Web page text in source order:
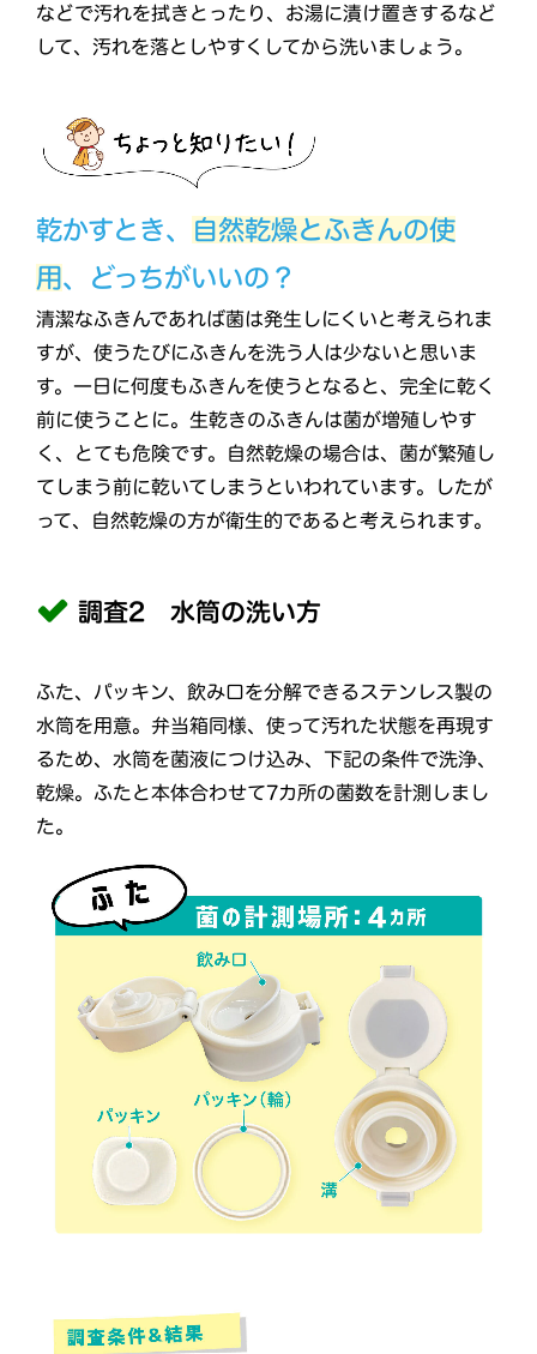
などで汚れを拭きとったり、お湯に漬け置きするなど
して、汚れを落としやすくしてから洗いましょう。
乾かすとき、 自然乾燥とふきんの使
用、どっちがいいの？
清潔なふきんであれば菌は発生しにくいと考えられま
すが、使うたびにふきんを洗う人は少ないと思いま
す。一日に何度もふきんを使うとなると、完全に乾く
前に使うことに。生乾きのふきんは菌が増殖しやす
く、とても危険です。自然乾燥の場合は、菌が繁殖し
てしまう前に乾いてしまうといわれています。したが
って、自然乾燥の方が衛生的であると考えられます。
調査2 水筒の洗い方
ふた、パッキン、飲み口を分解できるステンレス製の
水筒を用意。弁当箱同様、使って汚れた状態を再現す
るため、水筒を菌液につけ込み、下記の条件で洗浄、
乾燥。ふたと本体合わせて7カ所の菌数を計測しまし
た。